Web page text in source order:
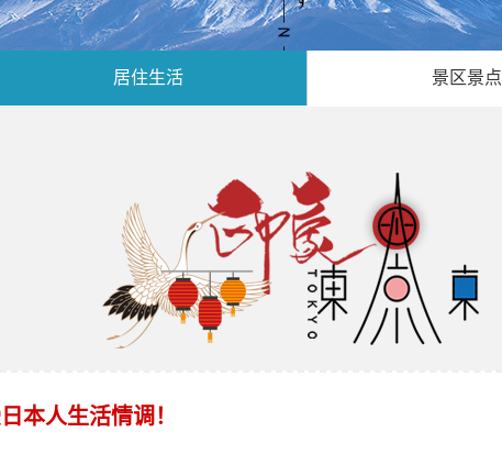
居住生活 景区景点
本人生活情调！